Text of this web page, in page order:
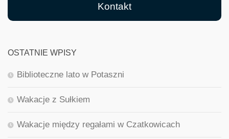
Kontakt
OSTATNIE WPISY
Biblioteczne lato w Potaszni
Wakacje z Sułkiem
Wakacje między regałami w Czatkowicach